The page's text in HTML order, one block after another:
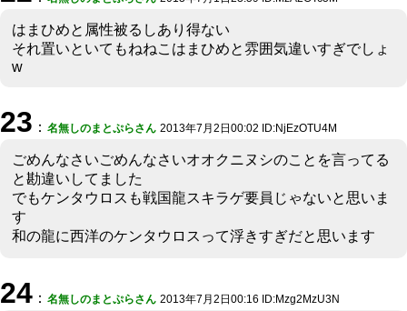
はまひめと属性被るしあり得ない
それ置いといてもねねこはまひめと雰囲気違いすぎでしょ
w
23 ： 名無しのまとぷらさん 2013年7月2日00:02 ID:NjEzOTU4M
ごめんなさいごめんなさいオオクニヌシのことを言ってる
と勘違いしてました
でもケンタウロスも戦国龍スキラゲ要員じゃないと思いま
す
和の龍に西洋のケンタウロスって浮きすぎだと思います
24 ： 名無しのまとぷらさん 2013年7月2日00:16 ID:Mzg2MzU3N